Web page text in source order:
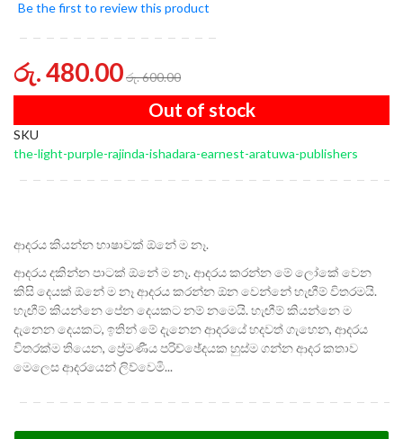
Be the first to review this product
රු. 480.00රු. 600.00
Out of stock
SKU
the-light-purple-rajinda-ishadara-earnest-aratuwa-publishers
ආදරය කියන්න භාෂාවක් ඕනේ ම නෑ.
ආදරය දකින්න පාටක් ඕනේ ම නෑ. ආදරය කරන්න මේ ලෝකේ වෙන
කිසි දෙයක් ඕනේ ම නෑ ආදරය කරන්න ඕන වෙන්නේ හැඟීම් විතරමයි.
හැඟීම් කියන්නෙ පේන දෙයකට නම් නමෙයි. හැඟීම් කියන්නෙ ම
දැනෙන දෙයකට, ඉතින් මේ දැනෙන ආදරයේ හදවත් ගැහෙන, ආදරය
විතරක්ම තියෙන, ප්‍රේමණීය පරිච්ඡේදයක හුස්ම ගන්න ආදර කතාව
මෙලෙස ආදරයෙන් ලිව්වෙමි...